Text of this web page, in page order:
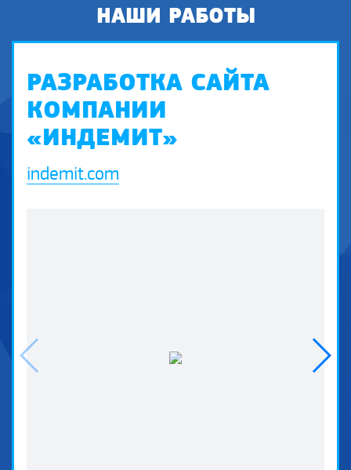
НАШИ РАБОТЫ
РАЗРАБОТКА САЙТА
КОМПАНИИ
«ИНДЕМИТ»
indemit.com